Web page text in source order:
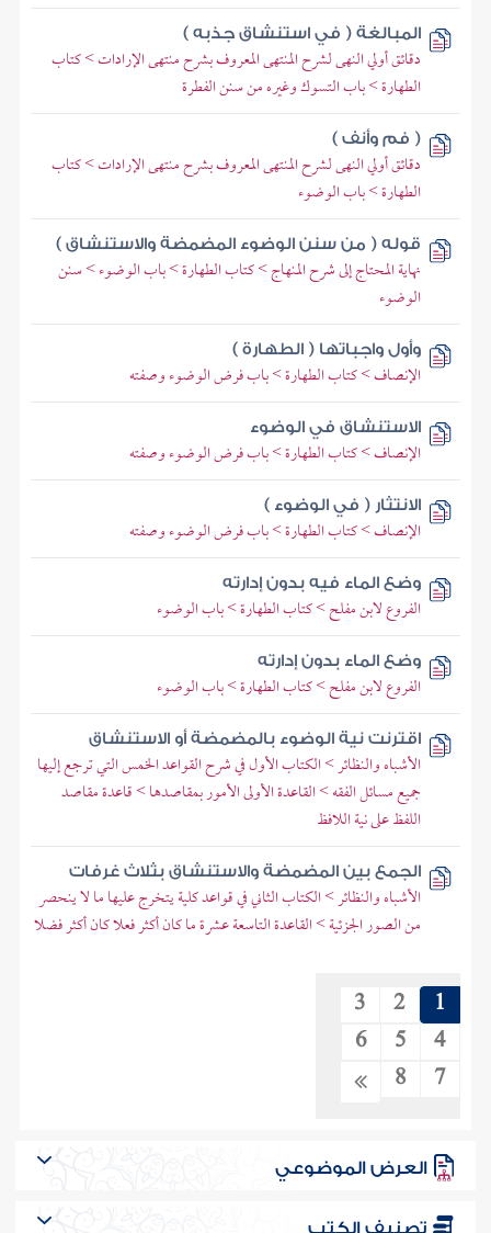
المبالغة ( في استنشاق جذبه )
دقائق أولي النهى لشرح المنتهى المعروف بشرح منتهى الإرادات > كتاب
الطهارة > باب التسوك وغيره من سنن الفطرة
( فم وأنف )
دقائق أولي النهى لشرح المنتهى المعروف بشرح منتهى الإرادات > كتاب
الطهارة > باب الوضوء
قوله ( من سنن الوضوء المضمضة والاستنشاق )
نهاية المحتاج إلى شرح المنهاج > كتاب الطهارة > باب الوضوء > سنن
الوضوء
وأول واجباتها ( الطهارة )
الإنصاف > كتاب الطهارة > باب فرض الوضوء وصفته
الاستنشاق في الوضوء
الإنصاف > كتاب الطهارة > باب فرض الوضوء وصفته
الانتثار ( في الوضوء )
الإنصاف > كتاب الطهارة > باب فرض الوضوء وصفته
وضع الماء فيه بدون إدارته
الفروع لابن مفلح > كتاب الطهارة > باب الوضوء
وضع الماء بدون إدارته
الفروع لابن مفلح > كتاب الطهارة > باب الوضوء
اقترنت نية الوضوء بالمضمضة أو الاستنشاق
الأشباه والنظائر > الكتاب الأول في شرح القواعد الخمس التي ترجع إليها
جميع مسائل الفقه > القاعدة الأولى الأمور بمقاصدها > قاعدة مقاصد
اللفظ على نية اللافظ
الجمع بين المضمضة والاستنشاق بثلاث غرفات
الأشباه والنظائر > الكتاب الثاني في قواعد كلية يتخرج عليها ما لا ينحصر
من الصور الجزئية > القاعدة التاسعة عشرة ما كان أكثر فعلا كان أكثر فضلا
1
2
3
4
5
6
7
8
العرض الموضوعي
تصنيف الكتب